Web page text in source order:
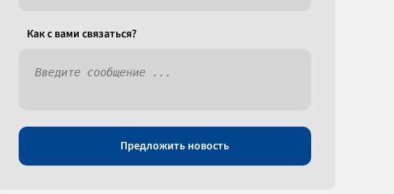
Как c вами связаться?
Предложить новость